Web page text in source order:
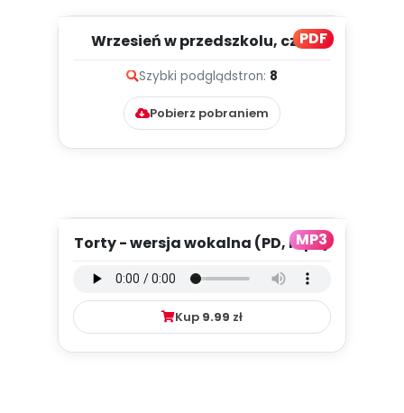
PDF
Wrzesień w przedszkolu, cz. 2
Szybki podglądstron: 8
Pobierz pobraniem
MP3
Torty - wersja wokalna (PD, mp3)
Kup 9.99 zł